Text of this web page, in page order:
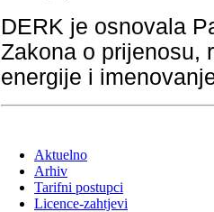
DERK je osnovala
Zakona o prijenosu,
energije i
Aktuelno
Arhiv
Tarifni postupci
Licence-zahtjevi